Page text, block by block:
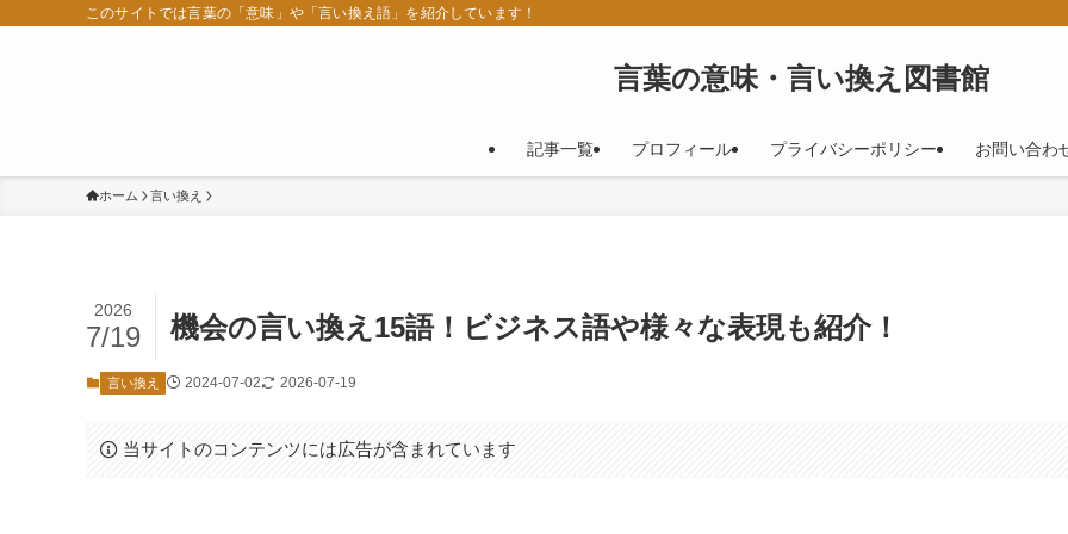
このサイトでは言葉の「意味」や「言い換え語」を紹介しています！
言葉の意味・言い換え図書館
記事一覧 プロフィール プライバシーポリシー お問い合わ
ホーム 言い換え
機会の言い換え15語！ビジネス語や様々な表現も紹介！
2026
7/19
言い換え 2024-07-02 2026-07-19
当サイトのコンテンツには広告が含まれています